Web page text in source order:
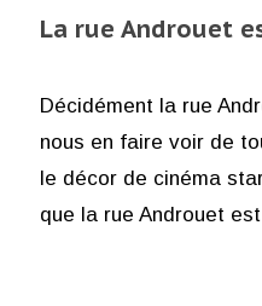
La rue Androuet
Décidément la rue
nous en faire voir de
le décor de cinéma
que la rue Androuet